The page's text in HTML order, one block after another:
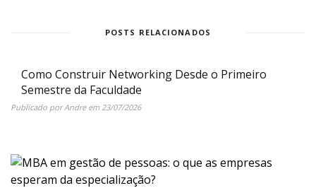
POSTS RELACIONADOS
Como Construir Networking Desde o Primeiro
Semestre da Faculdade
Publicado porAndreem 23/07/2026